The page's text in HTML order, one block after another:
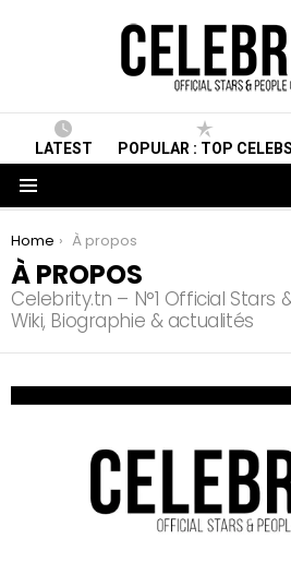
LATEST POPULAR : TOP CELEBS
You are here:
Home À propos
À PROPOS
Celebrity.tn – N°1 Official Stars
Wiki, Biographie & actualités